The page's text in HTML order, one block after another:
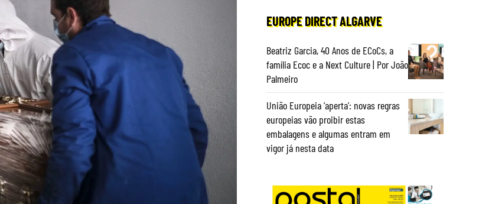
EUROPE DIRECT ALGARVE
Beatriz Garcia, 40 Anos de ECoCs, a
família Ecoc e a Next Culture | Por João
Palmeiro
União Europeia ‘aperta’: novas regras
europeias vão proibir estas
embalagens e algumas entram em
vigor já nesta data